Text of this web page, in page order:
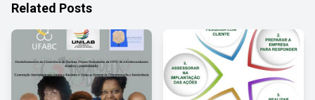
Related Posts